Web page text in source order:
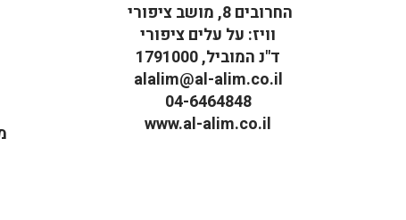
החרובים 8, מושב ציפורי
וויז: על עלים ציפורי
ד"נ המוביל, 1791000
alalim@al-alim.co.il
04-6464848
www.al-alim.co.il